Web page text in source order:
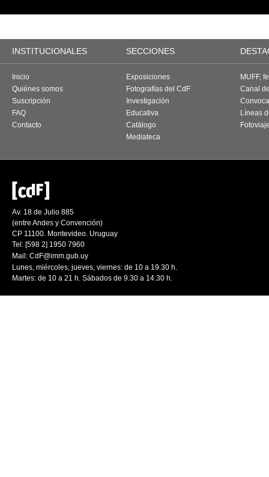
INSTITUCIONALES SECCIONES
Inicio
Quiénes somos
Suscripción
FAQ
Contacto
Exposiciones
Fotografías del CdF
Investigación
Educativa
Catálogo
Mediateca
MUFF,
Canal
Líneas
Av. 18 de Julio 885
(entre Andes y Convención)
CP 11100. Montevideo. Uruguay
Tel: [598 2] 1950 7960
Mail: CdF@imm.gub.uy
Lunes, miércoles, jueves, viernes: de 10 a 19.30 h.
Martes: de 10 a 21 h. Sábados de 9.30 a 14.30 h.